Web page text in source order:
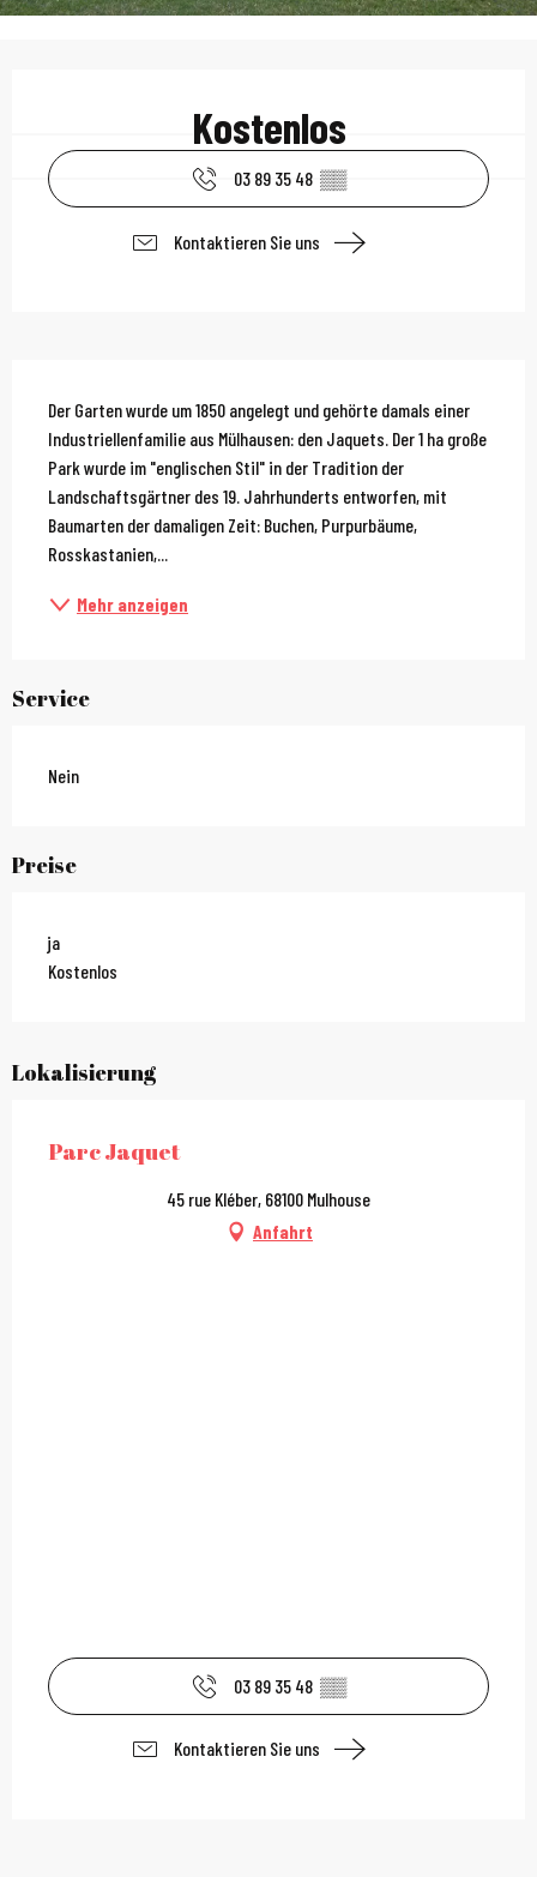
Öffnungszeiten &
Kostenlos
03 89 35 48 ▒▒
Kontaktieren Sie uns
Beschreibung
Der Garten wurde um 1850 angelegt und gehörte damals einer
Industriellenfamilie aus Mülhausen: den Jaquets. Der 1 ha große
Park wurde im "englischen Stil" in der Tradition der
Landschaftsgärtner des 19. Jahrhunderts entworfen, mit
Baumarten der damaligen Zeit: Buchen, Purpurbäume,
Rosskastanien,...
Mehr anzeigen
Service
Nein
Preise
ja
Kostenlos
Lokalisierung
Parc Jaquet
45 rue Kléber, 68100 Mulhouse
Anfahrt
03 89 35 48 ▒▒
Kontaktieren Sie uns